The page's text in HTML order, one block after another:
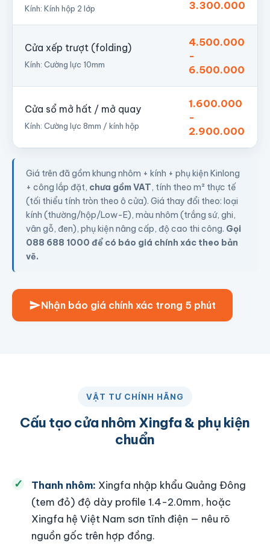
Kính: Kính hộp 2 lớp
3.300.000
Cửa xếp trượt (folding)
Kính: Cường lực 10mm
4.500.000
-
6.500.000
Cửa sổ mở hất / mở quay
Kính: Cường lực 8mm / kính hộp
1.600.000
-
2.900.000
Giá trên đã gồm khung nhôm + kính + phụ kiện Kinlong
+ công lắp đặt, chưa gồm VAT, tính theo m² thực tế
(tối thiểu tính tròn theo ô cửa). Giá thay đổi theo: loại
kính (thường/hộp/Low-E), màu nhôm (trắng sứ, ghi,
vân gỗ, đen), phụ kiện nâng cấp, độ cao thi công. Gọi
088 688 1000 để có báo giá chính xác theo bản
vẽ.
Nhận báo giá chính xác trong 5 phút
VẬT TƯ CHÍNH HÃNG
Cấu tạo cửa nhôm Xingfa & phụ kiện
chuẩn
Thanh nhôm: Xingfa nhập khẩu Quảng Đông
(tem đỏ) độ dày profile 1.4-2.0mm, hoặc
Xingfa hệ Việt Nam sơn tĩnh điện — nêu rõ
nguồn gốc trên hợp đồng.